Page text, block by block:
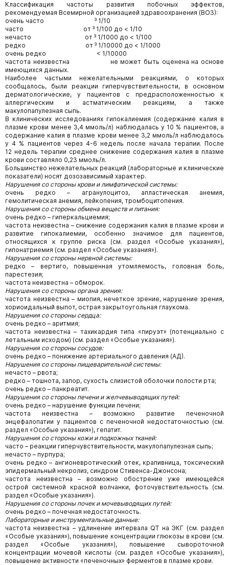
Классификация частоты развития побочных эффектов,
рекомендуемая Всемирной организацией здравоохранения (ВОЗ):
очень часто ³ 1/10
часто от ³ 1/100 до < 1/10
нечасто от ³ 1/1000 до < 1/100
редко от ³ 1/10000 до < 1/1000
очень редко < 1/10000
частота неизвестна не может быть оценена на основе
имеющихся данных.
Наиболее частыми нежелательными реакциями, о которых
сообщалось, были реакции гиперчувствительности, в основном
дерматологические, у пациентов с предрасположенностью к
аллергическим и астматическим реакциям, а также
макулопапулезная сыпь.
В клинических исследованиях гипокалиемия (содержание калия в
плазме крови менее 3,4 ммоль/л) наблюдалась у 10 % пациентов, а
содержание калия в плазме крови менее 3,2 ммоль/л наблюдалось
у 4 % пациентов через 4-6 недель после начала терапии. После
12 недель терапии среднее снижение содержания калия в плазме
крови составляло 0,23 ммоль/л.
Большинство нежелательных реакций (лабораторные и клинические
показатели) носят дозозависимый характер.
Нарушения со стороны крови и лимфатической системы:
очень редко – агранулоцитоз, апластическая анемия,
гемолитическая анемия, лейкопения, тромбоцитопения.
Нарушения со стороны обмена веществ и питания:
очень редко – гиперкальциемия;
частота неизвестна – снижение содержания калия в плазме крови и
развитие гипокалиемии, особенно значимое для пациентов,
относящихся к группе риска (см. раздел «Особые указания»),
гипонатриемия (см. раздел «Особые указания»).
Нарушения со стороны нервной системы:
редко – вертиго, повышенная утомляемость, головная боль,
парестезия;
частота неизвестна – обморок.
Нарушения со стороны органа зрения:
частота неизвестна – миопия, нечеткое зрение, нарушение зрения,
хориоидальный выпот, острая закрытоугольная глаукома.
Нарушения со стороны сердца:
очень редко – аритмия;
частота неизвестна – тахикардия типа «пируэт» (потенциально с
летальным исходом) (см. раздел «Особые указания»).
Нарушения со стороны сосудов:
очень редко – понижение артериального давления (АД).
Нарушения со стороны пищеварительной системы:
нечасто – рвота;
редко – тошнота, запор, сухость слизистой оболочки полости рта;
очень редко – панкреатит.
Нарушения со стороны печени и желчевыводящих путей:
очень редко – нарушение функции печени;
частота неизвестна – возможно развитие печеночной
энцефалопатии у пациентов с печеночной недостаточностью (см.
раздел «Особые указания»), гепатит.
Нарушения со стороны кожи и подкожных тканей:
часто – реакции гиперчувствительности, макулопапулезная сыпь;
нечасто – пурпура;
очень редко – ангионевротический отек, крапивница, токсический
эпидермальный некролиз, синдром Стивенса-Джонсона;
частота неизвестна – возможно обострение уже имеющейся
острой системной красной волчанки, фоточувствительность (см.
раздел «Особые указания»).
Нарушения со стороны почек и мочевыводящих путей:
очень редко – почечная недостаточность.
Лабораторные и инструментальные данные:
частота неизвестна – удлинение интервала QT на ЭКГ (см. раздел
«Особые указания»), повышение концентрации глюкозы в крови (см.
раздел «Особые указания»), повышение сывороточной
концентрации мочевой кислоты (см. раздел «Особые указания»),
повышение активности «печеночных» ферментов в плазме крови.